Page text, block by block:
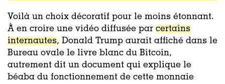
Voilà un choix décoratif pour le moins étonnant.
À en croire une vidéo diffusée par certains
internautes, Donald Trump aurait affiché dans le
Bureau ovale le livre blanc du Bitcoin,
autrement dit un document qui explique le
béaba du fonctionnement de cette monnaie